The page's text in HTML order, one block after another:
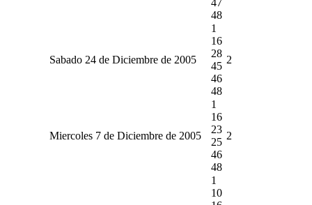
48
Sabado 24 de Diciembre de 2005
1
16
28
45
46
48
2
Miercoles 7 de Diciembre de 2005
1
16
23
25
46
48
2
1
10